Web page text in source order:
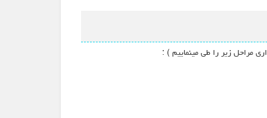
مراحل زیر را طی مینماییم ) :